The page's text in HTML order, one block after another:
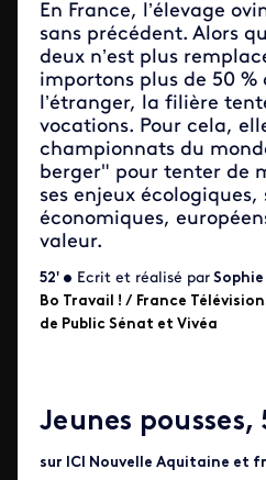
En France, l’élevage
sans précédent. Alors
deux n’est plus
importons plus de 50 %
l’étranger, la filière
vocations. Pour cela,
championnats du
berger" pour tenter de
ses enjeux écologiques,
économiques,
valeur.
52' • Ecrit et réalisé par
Bo Travail ! / France
de Public Sénat et Vivéa
Jeunes pousses,
sur ICI Nouvelle Aquitaine et